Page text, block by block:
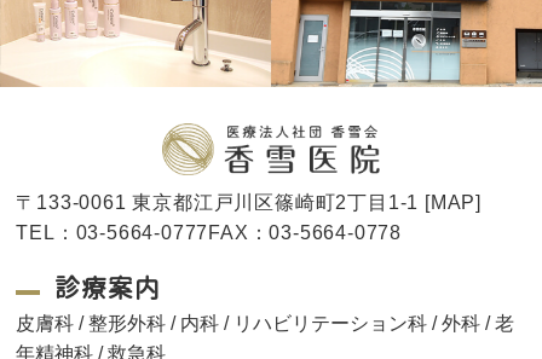
〒133-0061 東京都江戸川区篠崎町2丁目1-1 [MAP]
TEL：03-5664-0777FAX：03-5664-0778
診療案内
皮膚科 / 整形外科 / 内科 / リハビリテーション科 / 外科 / 老
年精神科 / 救急科